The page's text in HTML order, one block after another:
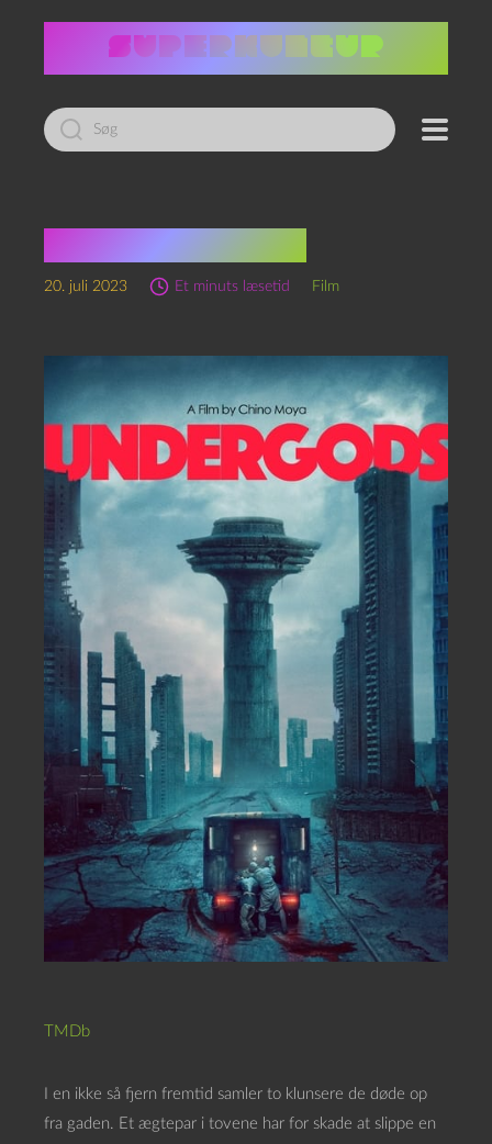
Led
efter:
20. juli 2023 Et minuts læsetid Film
TMDb
I en ikke så fjern fremtid samler to klunsere de døde op
fra gaden. Et ægtepar i tovene har for skade at slippe en